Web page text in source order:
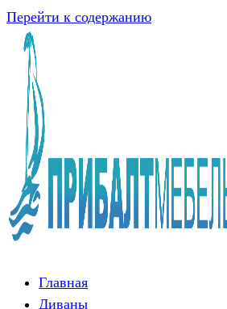
Перейти к содержанию
Главная
Диваны